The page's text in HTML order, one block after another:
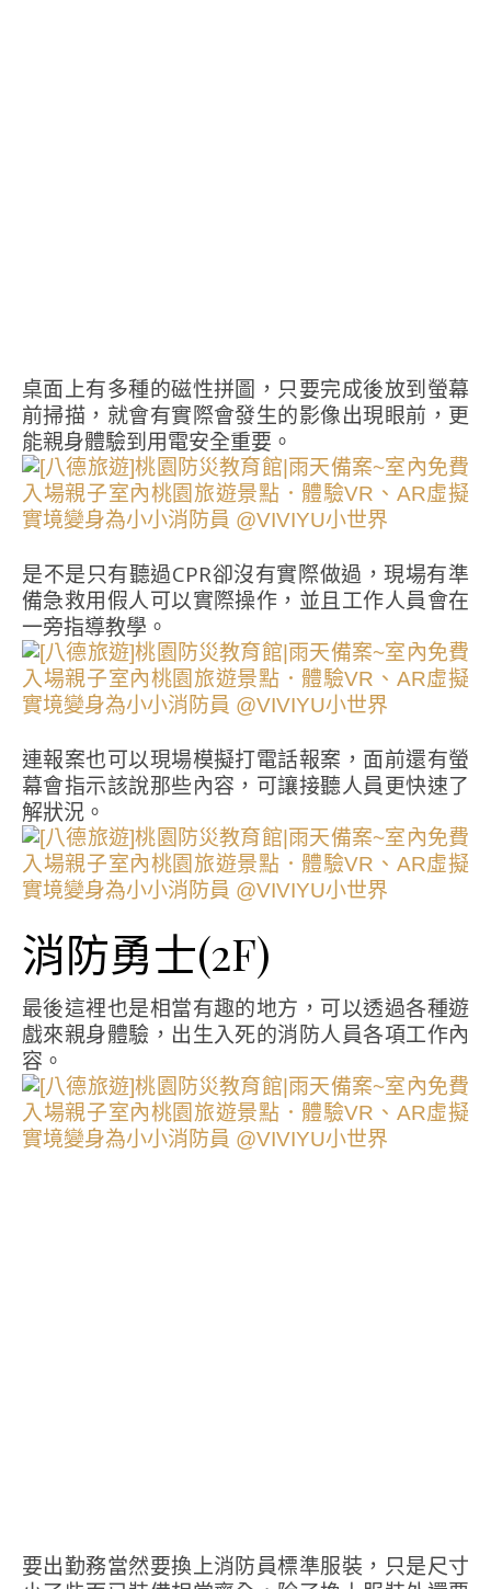
桌面上有多種的磁性拼圖，只要完成後放到螢幕
前掃描，就會有實際會發生的影像出現眼前，更
能親身體驗到用電安全重要。
是不是只有聽過CPR卻沒有實際做過，現場有準
備急救用假人可以實際操作，並且工作人員會在
一旁指導教學。
連報案也可以現場模擬打電話報案，面前還有螢
幕會指示該說那些內容，可讓接聽人員更快速了
解狀況。
消防勇士(2F)
最後這裡也是相當有趣的地方，可以透過各種遊
戲來親身體驗，出生入死的消防人員各項工作內
容。
要出勤務當然要換上消防員標準服裝，只是尺寸